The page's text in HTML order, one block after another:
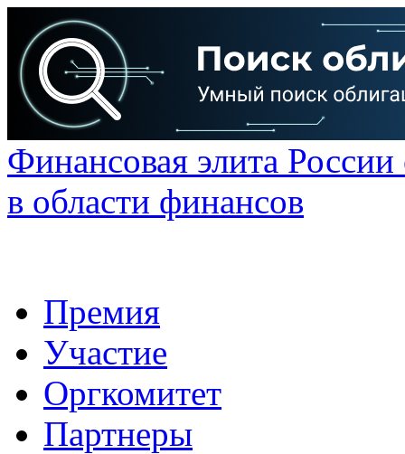
Финансовая элита
в области финансов
Премия
Участие
Оргкомитет
Партнеры